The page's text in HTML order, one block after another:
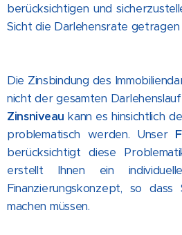
berücksichtigen und
Sicht die Darlehensrate
Die Zinsbindung des
nicht der gesamten
Zinsniveau kann es hinsichtlich
problematisch werden. Unser
berücksichtigt diese
erstellt Ihnen ein
Finanzierungskonzept, so
machen müssen.